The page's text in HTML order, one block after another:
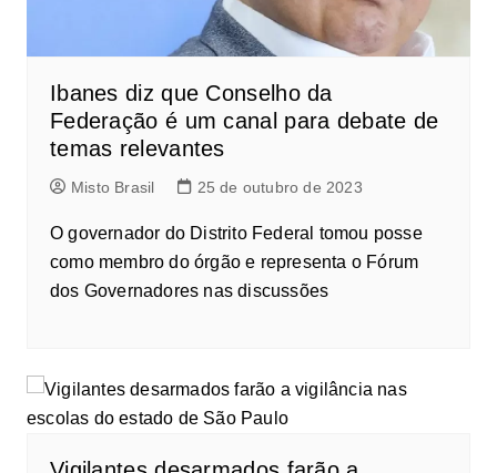
Ibanes diz que Conselho da
Federação é um canal para debate de
temas relevantes
Misto Brasil 25 de outubro de 2023
O governador do Distrito Federal tomou posse
como membro do órgão e representa o Fórum
dos Governadores nas discussões